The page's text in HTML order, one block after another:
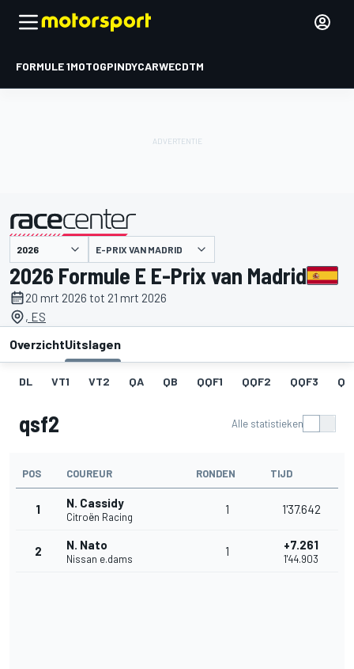
FORMULE 1MOTOGPINDYCARWECDTM
gepresenteerd door E-PRIX VAN MADRID
2026 Formule E E-Prix van Madrid
20 mrt 2026 tot 21 mrt 2026
, ES
OverzichtUitslagen
DL VT1 VT2 QA QB QQF1 QQF2 QQF3
qsf2 Alle statistieken
POS COUREUR RONDEN TIJD
1 N. Cassidy
Citroën Racing
1 1'37.642
2 N. Nato
Nissan e.dams
1 +7.261
1'44.903